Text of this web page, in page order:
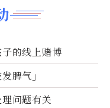
的线上赌博
脾气」
问题有关